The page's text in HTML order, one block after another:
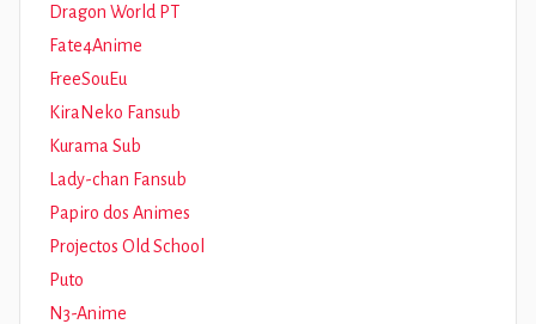
Dragon World PT
Fate4Anime
FreeSouEu
KiraNeko Fansub
Kurama Sub
Lady-chan Fansub
Papiro dos Animes
Projectos Old School
Puto
N3-Anime